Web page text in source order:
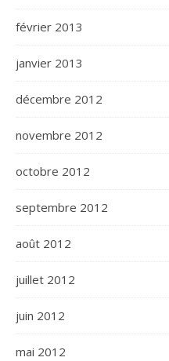
février 2013
janvier 2013
décembre 2012
novembre 2012
octobre 2012
septembre 2012
août 2012
juillet 2012
juin 2012
mai 2012